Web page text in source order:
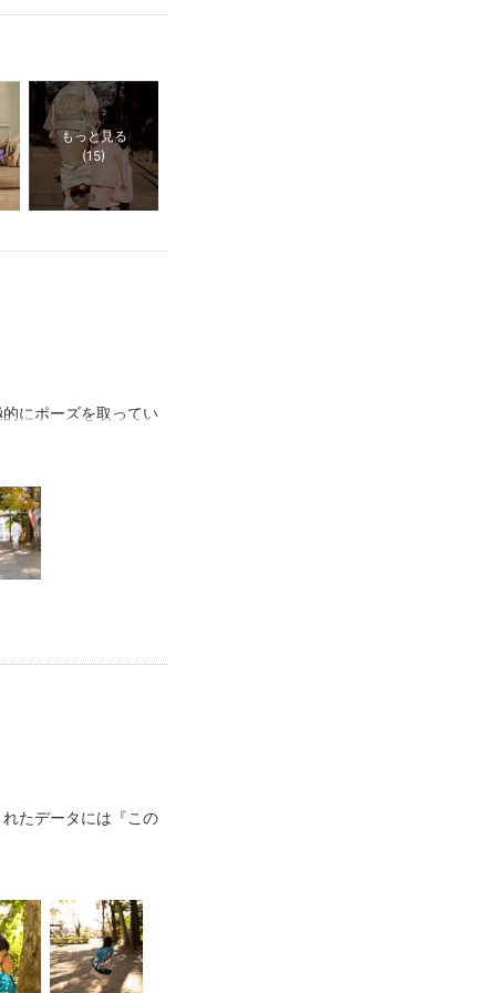
もっと見る
(15)
にポーズを取ってい
ように思い出せま
たデータには『この
が、写真はどれも躍
まで気が付きもしな
日を迎える事が出来